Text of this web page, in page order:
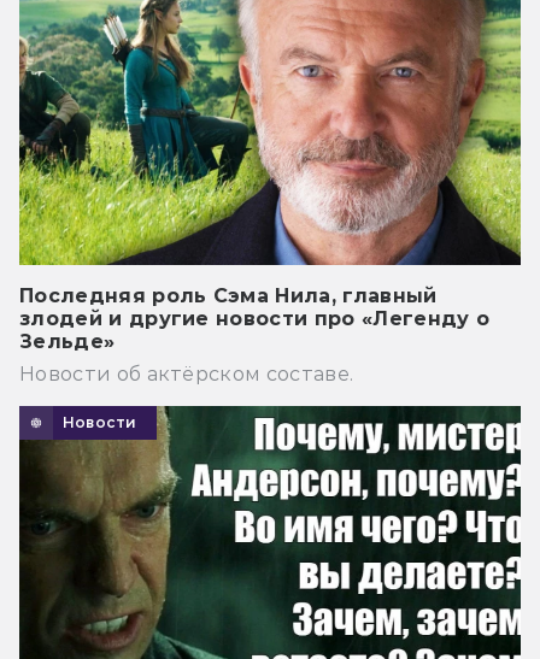
Последняя роль Сэма Нила, главный
злодей и другие новости про «Легенду о
Зельде»
Новости об актёрском составе.
Новости